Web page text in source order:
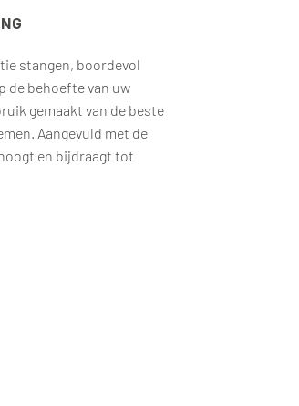
stangen, boordevol
de behoefte van uw
gemaakt van de beste
Aangevuld met de
en bijdraagt tot